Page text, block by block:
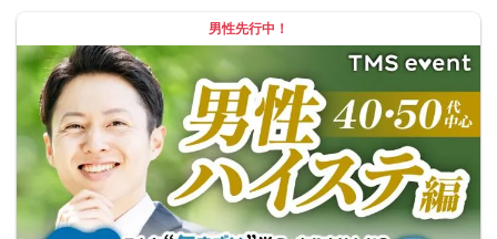
男性先行中！